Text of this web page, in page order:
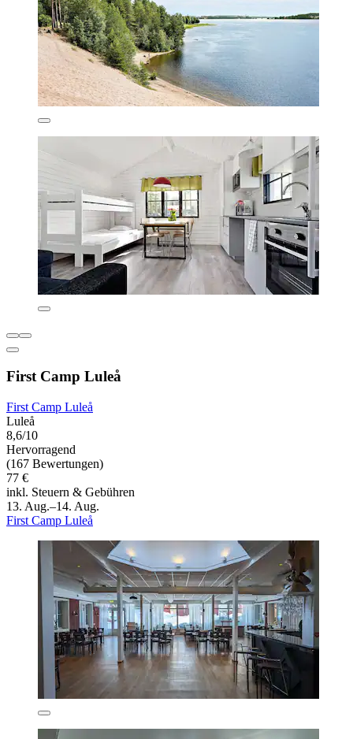
First Camp Luleå
First Camp Luleå
Luleå
8,6/10
Hervorragend
(167 Bewertungen)
77 €
inkl. Steuern & Gebühren
13. Aug.–14. Aug.
First Camp Luleå